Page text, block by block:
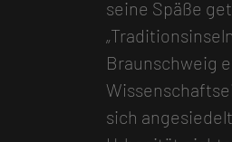
seine Späße
Braunschweig
sich